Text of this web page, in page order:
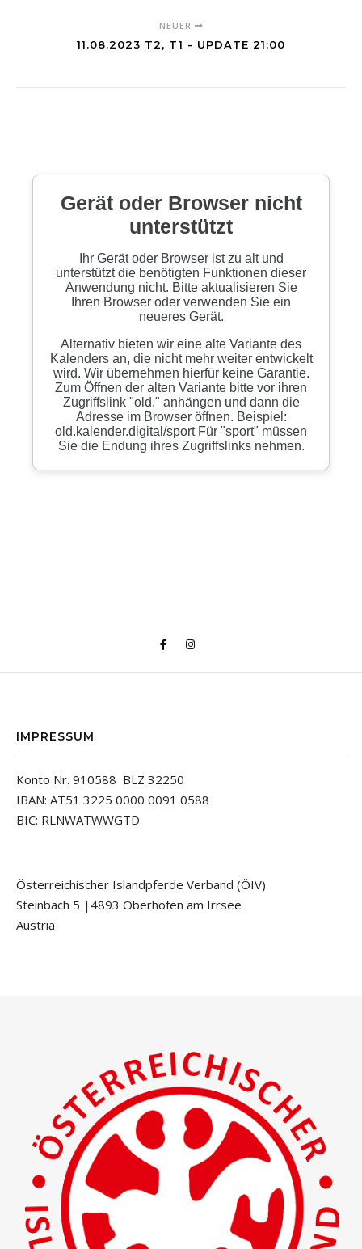
NEUER
11.08.2023 T2, T1 - UPDATE 21:00
IMPRESSUM
Konto Nr. 910588 BLZ 32250
IBAN: AT51 3225 0000 0091 0588
BIC: RLNWATWWGTD
Österreichischer Islandpferde Verband (ÖIV)
Steinbach 5 |4893 Oberhofen am Irrsee
Austria